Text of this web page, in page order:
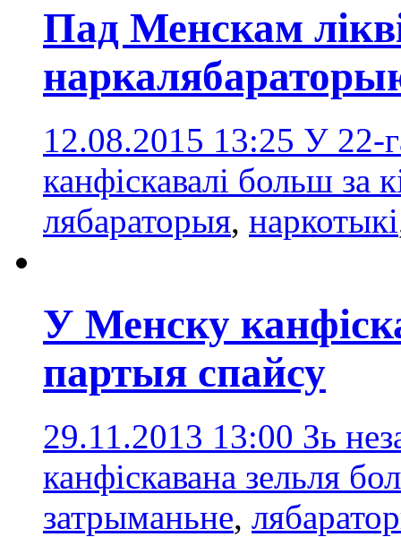
Пад Менскам
12.08.2015 13:25 У 22-
канфіскавалі больш за
лябараторыя, наркотыкі
У Менску
партыя спайсу
29.11.2013 13:00 Зь
канфіскавана зельля
затрыманьне,